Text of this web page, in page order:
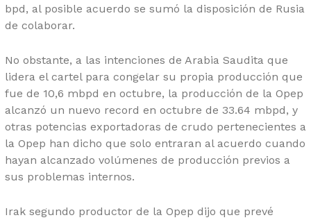
bpd, al posible acuerdo se sumó la disposición de Rusia
de colaborar.
No obstante, a las intenciones de Arabia Saudita que
lidera el cartel para congelar su propia producción que
fue de 10,6 mbpd en octubre, la producción de la Opep
alcanzó un nuevo record en octubre de 33.64 mbpd, y
otras potencias exportadoras de crudo pertenecientes a
la Opep han dicho que solo entraran al acuerdo cuando
hayan alcanzado volúmenes de producción previos a
sus problemas internos.
Irak segundo productor de la Opep dijo que prevé